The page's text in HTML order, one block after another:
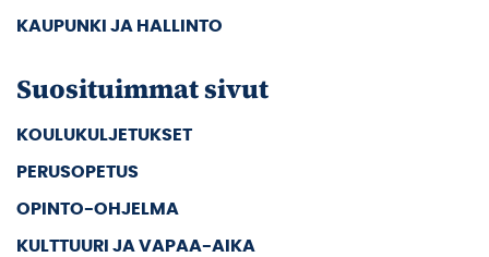
KAUPUNKI JA HALLINTO
Suosituimmat sivut
KOULUKULJETUKSET
PERUSOPETUS
OPINTO-OHJELMA
KULTTUURI JA VAPAA-AIKA